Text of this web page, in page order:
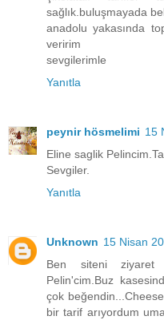
sağlık.buluşmayada
anadolu yakasında
veririm
sevgilerimle
Yanıtla
peynir hösmelimi 15
Eline saglik
Sevgiler.
Yanıtla
Unknown 15 Nisan
Ben siteni ziyaret
Pelin'cim.Buz
çok
bir tarif arıyordum